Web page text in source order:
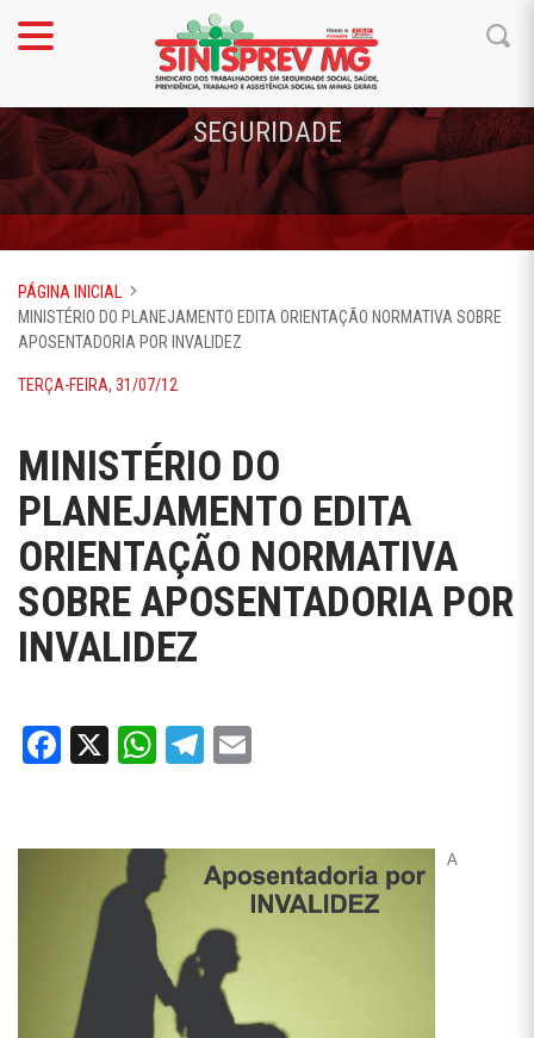
SEGURIDADE
PÁGINA INICIAL
MINISTÉRIO DO PLANEJAMENTO EDITA ORIENTAÇÃO NORMATIVA SOBRE
APOSENTADORIA POR INVALIDEZ
TERÇA-FEIRA, 31/07/12
MINISTÉRIO DO
PLANEJAMENTO EDITA
ORIENTAÇÃO NORMATIVA
SOBRE APOSENTADORIA POR
INVALIDEZ
Facebook
X WhatsApp
Telegram
A